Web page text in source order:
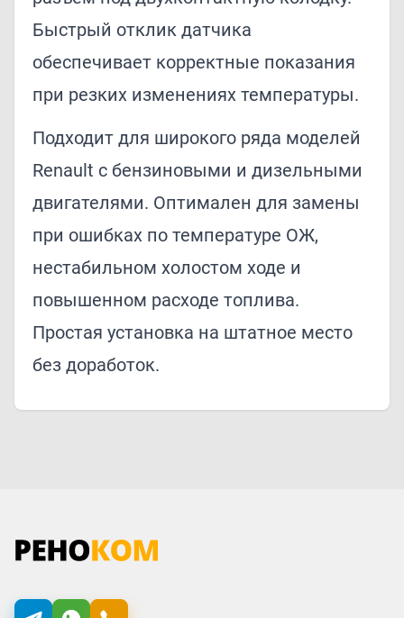
Быстрый отклик датчика
обеспечивает корректные показания
при резких изменениях температуры.
Подходит для широкого ряда моделей
Renault с бензиновыми и дизельными
двигателями. Оптимален для замены
при ошибках по температуре ОЖ,
нестабильном холостом ходе и
повышенном расходе топлива.
Простая установка на штатное место
без доработок.